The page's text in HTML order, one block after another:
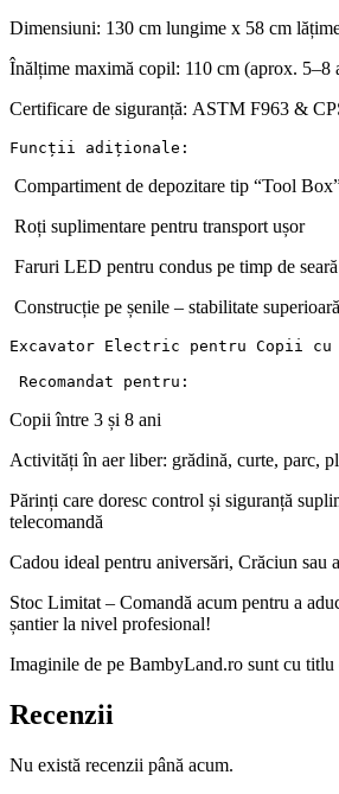
Dimensiuni: 130 cm lungime x 58 cm
Înălțime maximă copil: 110 cm (aprox. 5–8
Certificare de siguranță: ASTM F963 &
Funcții adiționale:
Compartiment de depozitare tip “Tool
Roți suplimentare pentru transport ușor
Faruri LED pentru condus pe timp de seară
Construcție pe șenile – stabilitate
Excavator Electric pentru Copii cu
Recomandat pentru:
Copii între 3 și 8 ani
Activități în aer liber: grădină, curte, parc,
Părinți care doresc control și siguranță
telecomandă
Cadou ideal pentru aniversări, Crăciun sau
Stoc Limitat – Comandă acum pentru a
șantier la nivel profesional!
Imaginile de pe BambyLand.ro sunt cu titlu
Recenzii
Nu există recenzii până acum.